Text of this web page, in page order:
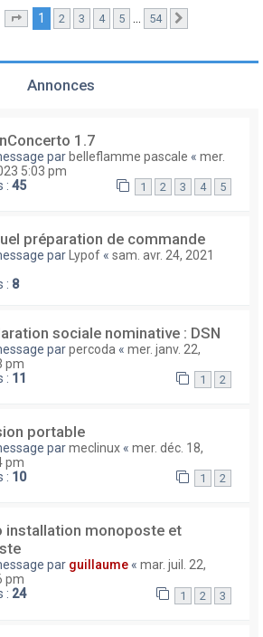
Page sur54
1 2 3 4 5 … 54
Annonces
1.7
par belleflamme pascale « mer.
5:03 pm
: 45 1 2 3 4 5
préparation de commande
par Lypof « sam. avr. 24, 2021
: 8
sociale nominative : DSN
parpercoda « mer. janv. 22,
pm
: 11 1 2
portable
parmeclinux « mer. déc. 18,
pm
: 10 1 2
installation monoposte et
par guillaume « mar. juil. 22,
pm
: 24 1 2 3